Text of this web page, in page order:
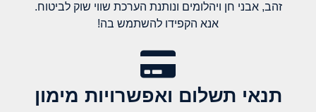
זהב, אבני חן ויהלומים ונותנת הערכת שווי שוק לביטוח.
אנא הקפידו להשתמש בה!
תנאי תשלום ואפשרויות מימון